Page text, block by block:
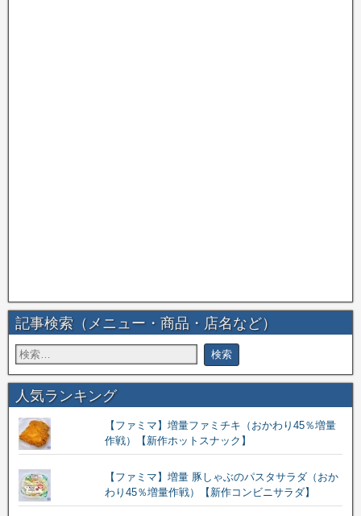
記事検索（メニュー・商品・店名など）
人気ランキング
【ファミマ】増量ファミチキ（おかわり45％増量
作戦）【新作ホットスナック】
【ファミマ】増量 豚しゃぶのパスタサラダ（おか
わり45％増量作戦）【新作コンビニサラダ】